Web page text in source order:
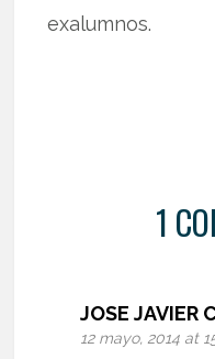
exalumnos.
1
JOSE JAVIER
12 mayo, 2014 at